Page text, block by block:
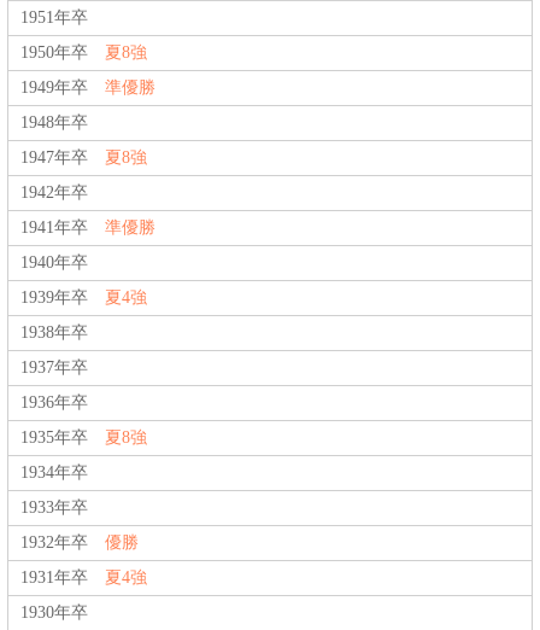
1951年卒
1950年卒 夏8強
1949年卒 準優勝
1948年卒
1947年卒 夏8強
1942年卒
1941年卒 準優勝
1940年卒
1939年卒 夏4強
1938年卒
1937年卒
1936年卒
1935年卒 夏8強
1934年卒
1933年卒
1932年卒 優勝
1931年卒 夏4強
1930年卒